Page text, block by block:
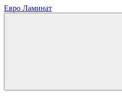
Евро Ламинат